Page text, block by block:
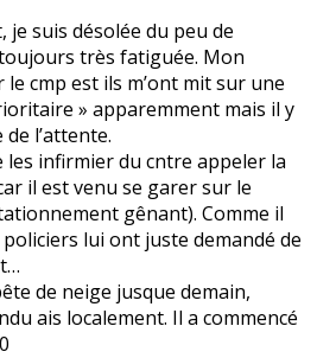
suis désolée du peu de
très fatiguée. Mon
le cmp est ils m’ont mit sur une
» apparemment mais il y
l’attente.
les infirmier du cntre appeler la
il est venu se garer sur le
gênant). Comme il
lui ont juste demandé de
de neige jusque demain,
ais localement. Il a commencé